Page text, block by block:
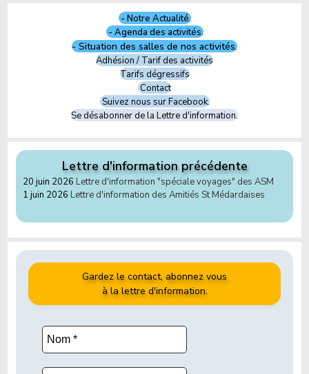
- Notre Actualité.
- Agenda des activités.
- Situation des salles de nos activités.
Adhésion / Tarif des activités
Tarifs dégressifs
Contact
Suivez nous sur Facebook.
Se désabonner de la Lettre d'information.
Lettre d'information précédente
20 juin 2026 Lettre d'information "spéciale voyages" des ASM
1 juin 2026 Lettre d'information des Amitiés St Médardaises
Gardez le contact, abonnez vous
à la lettre d'information.